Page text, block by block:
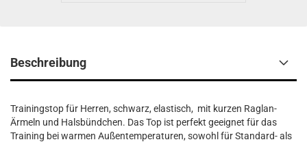
Beschreibung
Trainingstop für Herren, schwarz, elastisch, mit kurzen Raglan-
Ärmeln und Halsbündchen. Das Top ist perfekt geeignet für das
Training bei warmen Außentemperaturen, sowohl für Standard- als